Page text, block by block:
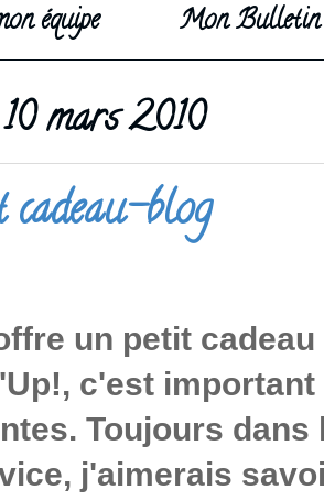
équipe
Mon
mars 2010
blog
un petit
c'est
Toujours
j'aimerais